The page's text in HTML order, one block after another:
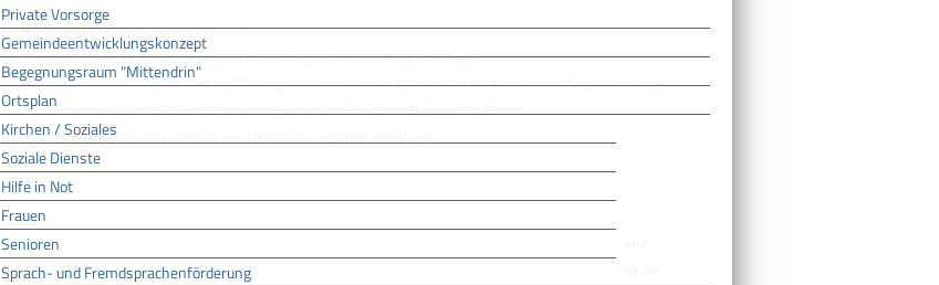
Private Vorsorge
Gemeindeentwicklungskonzept
Begegnungsraum "Mittendrin"
Ortsplan
Kirchen / Soziales
Soziale Dienste
Hilfe in Not
Frauen
Senioren
Sprach- und Fremdsprachenförderung
Adressänderung auf der eID-Karte beantragen
Adressbuch - Eintrag sperren lassen
Akademische Gesundheitsberufe - Anerkennung der Weiterbildung beantragen
Akademische Grade, Titel und Bezeichnungen bei anerkannten Spätaussiedlern - Gradumwandlungen beantragen
Akademische Grade, Titel und Bezeichnungen von ausländischen Hochschulen führen
Akteneinsicht in und außerhalb von Verwaltungsverfahren beantragen
Allgemein bildende Schulen - zur Abendrealschule anmelden
Als berechtigte Person Fahrzeugregisterauskunft (Halterauskunft) beantragen
Als Servicedienstleisterin oder Servicedienstleister im Rahmen der Geldwäscheaufsicht registrieren
Altenpfleger, Arbeitserzieher, Haus- und Familienpfleger, Heilerziehungsassistent, Heilpädagoge, Jugend- und
Heimerzieher, Sozialarbeiter, Sozialpädagoge mit ausländischer Berufsausbildung – Erlaubnis zur Führung der